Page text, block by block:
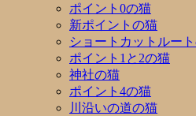
ポイント0の猫
新ポイントの猫
ショートカットルー
ポイント1と2の猫
神社の猫
ポイント4の猫
川沿いの道の猫